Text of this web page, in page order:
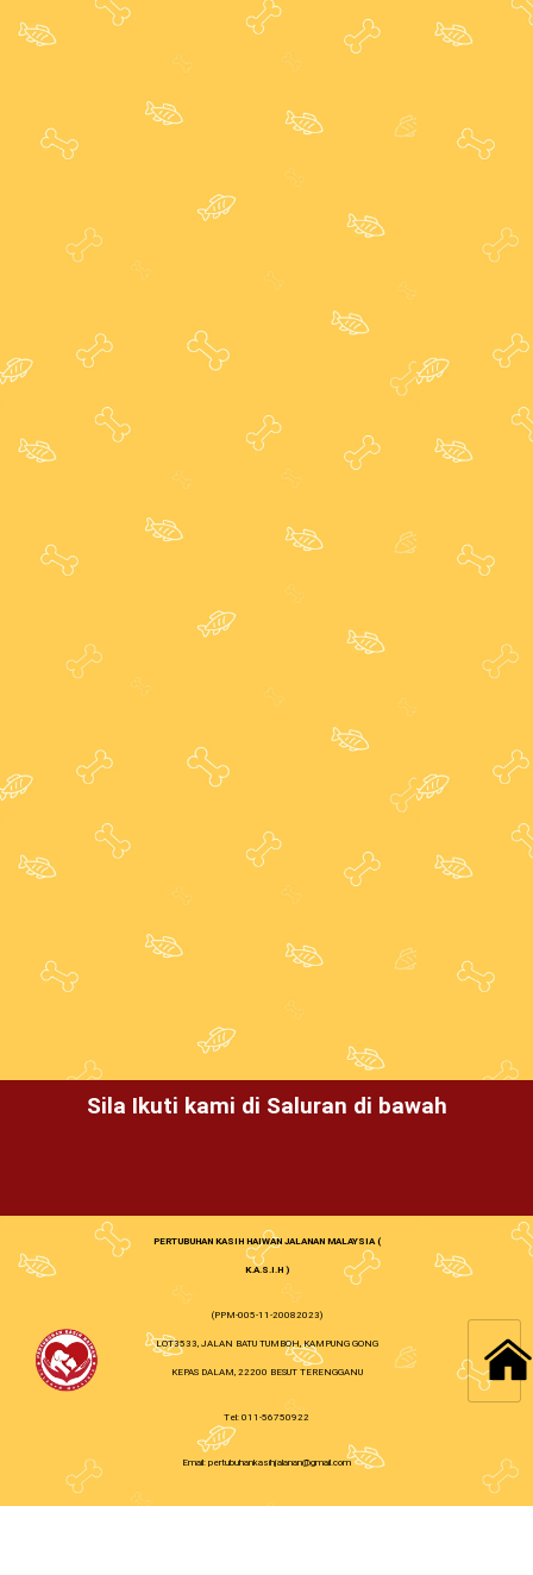
Sila Ikuti kami di Saluran di bawah
PERTUBUHAN KASIH HAIWAN JALANAN MALAYSIA (
K.A.S.I.H )
(PPM-005-11-20082023)
LOT3533, JALAN BATU TUMBOH, KAMPUNG GONG
KEPAS DALAM, 22200 BESUT TERENGGANU
Tel: 011-56750922
Email: pertubuhankasihjalanan@gmail.com